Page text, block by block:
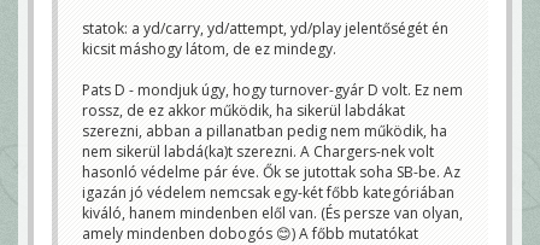
statok: a yd/carry, yd/attempt, yd/play jelentőségét én
kicsit máshogy látom, de ez mindegy.
Pats D - mondjuk úgy, hogy turnover-gyár D volt. Ez nem
rossz, de ez akkor működik, ha sikerül labdákat
szerezni, abban a pillanatban pedig nem működik, ha
nem sikerül labdá(ka)t szerezni. A Chargers-nek volt
hasonló védelme pár éve. Ők se jutottak soha SB-be. Az
igazán jó védelem nemcsak egy-két főbb kategóriában
kiváló, hanem mindenben elől van. (És persze van olyan,
amely mindenben dobogós 😊) A főbb mutatókat